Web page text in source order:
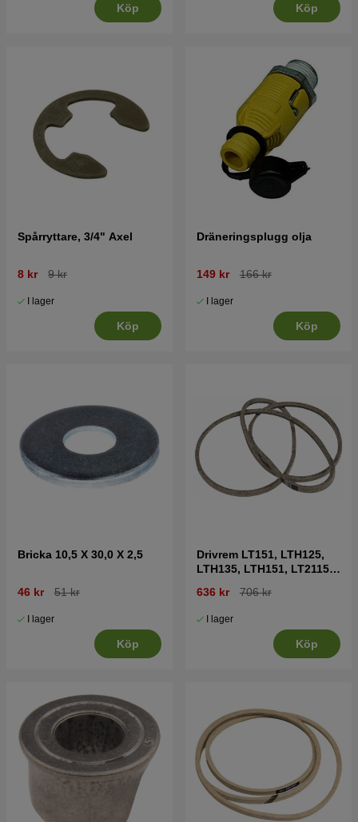
Köp Köp
Spårryttare, 3/4" Axel
8 kr 9 kr
I lager
Köp
Dräneringsplugg olja
149 kr 166 kr
I lager
Köp
Bricka 10,5 X 30,0 X 2,5
46 kr 51 kr
I lager
Köp
Drivrem LT151, LTH125,
LTH135, LTH151, LT2115
636 kr 706 kr
I lager
Köp